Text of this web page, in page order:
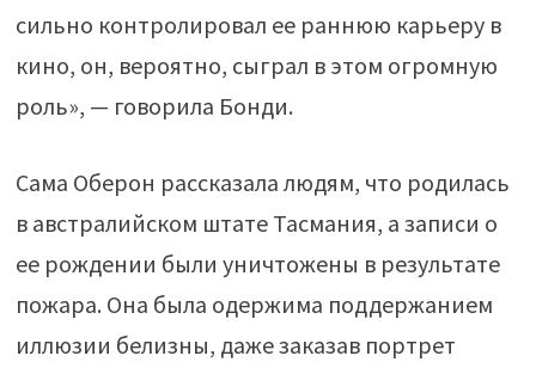
сильно контролировал ее раннюю карьеру в
кино, он, вероятно, сыграл в этом огромную
роль», — говорила Бонди.
Сама Оберон рассказала людям, что родилась
в австралийском штате Тасмания, а записи о
ее рождении были уничтожены в результате
пожара. Она была одержима поддержанием
иллюзии белизны, даже заказав портрет